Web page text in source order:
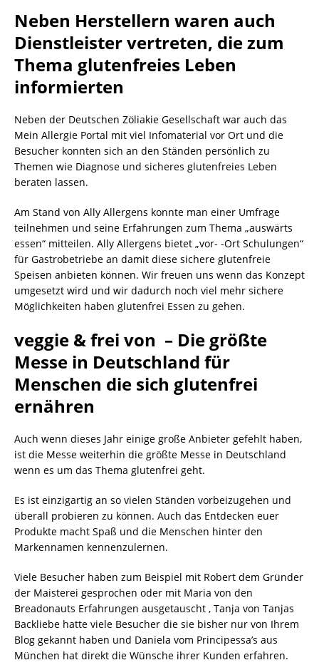
Neben Herstellern waren auch
Dienstleister vertreten, die zum
Thema glutenfreies Leben
informierten
Neben der Deutschen Zöliakie Gesellschaft war auch das
Mein Allergie Portal mit viel Infomaterial vor Ort und die
Besucher konnten sich an den Ständen persönlich zu
Themen wie Diagnose und sicheres glutenfreies Leben
beraten lassen.
Am Stand von Ally Allergens konnte man einer Umfrage
teilnehmen und seine Erfahrungen zum Thema „auswärts
essen“ mitteilen. Ally Allergens bietet „vor- -Ort Schulungen“
für Gastrobetriebe an damit diese sichere glutenfreie
Speisen anbieten können. Wir freuen uns wenn das Konzept
umgesetzt wird und wir dadurch noch viel mehr sichere
Möglichkeiten haben glutenfrei Essen zu gehen.
veggie & frei von – Die größte
Messe in Deutschland für
Menschen die sich glutenfrei
ernähren
Auch wenn dieses Jahr einige große Anbieter gefehlt haben,
ist die Messe weiterhin die größte Messe in Deutschland
wenn es um das Thema glutenfrei geht.
Es ist einzigartig an so vielen Ständen vorbeizugehen und
überall probieren zu können. Auch das Entdecken euer
Produkte macht Spaß und die Menschen hinter den
Markennamen kennenzulernen.
Viele Besucher haben zum Beispiel mit Robert dem Gründer
der Maisterei gesprochen oder mit Maria von den
Breadonauts Erfahrungen ausgetauscht , Tanja von Tanjas
Backliebe hatte viele Besucher die sie bisher nur von Ihrem
Blog gekannt haben und Daniela vom Principessa’s aus
München hat direkt die Wünsche ihrer Kunden erfahren.